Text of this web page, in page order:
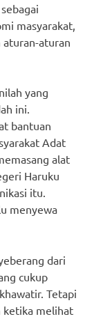
masyarakat,
aturan-aturan
yang
ini.
bantuan
Adat
alat
Haruku
itu.
menyewa
dari
cukup
Tetapi
ketika melihat